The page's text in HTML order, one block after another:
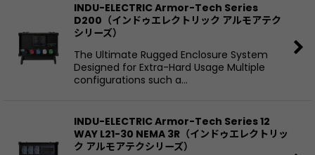
INDU-ELECTRIC Armor-Tech Series
D200（インドゥエレクトリック アルモアテク
シリーズ）
The Ultimate Rugged Enclosure System
Designed for Extra-Hard Usage Multiple
configurations such a…
INDU-ELECTRIC Armor-Tech Series 12
WAY L21-30 NEMA 3R（インドゥエレクトリッ
ク アルモアテクシリーズ）